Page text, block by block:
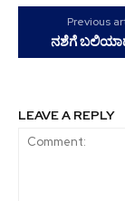
Previous
ನಶೆಗೆ
LEAVE A REPLY